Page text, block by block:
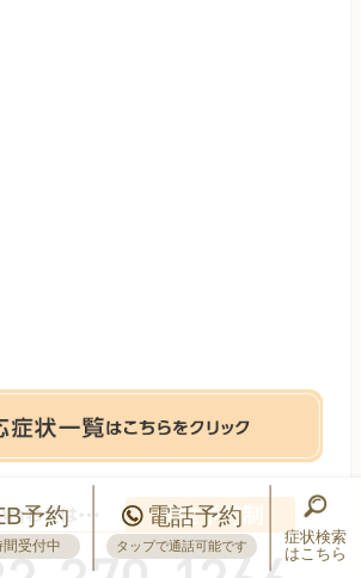
予約
間受付中
電話予約
タップで通話可能です
症状検索
はこちら